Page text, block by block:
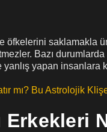
öfkelerini saklamakla
Bazı
yapan insanlara
mı? Bu Astrolojik